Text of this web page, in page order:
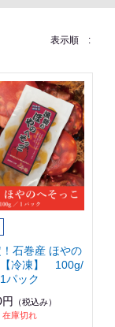
表示順 :
石巻産 ほやの
【冷凍】 100g/
1パック
（税込み）
在庫切れ